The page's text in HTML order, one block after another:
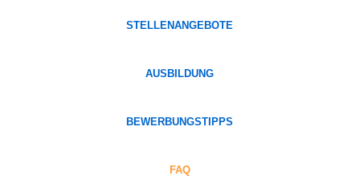
STELLENANGEBOTE
AUSBILDUNG
BEWERBUNGSTIPPS
FAQ